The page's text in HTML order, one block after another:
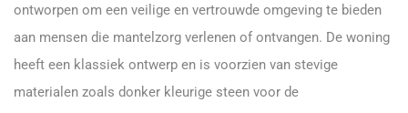
ontworpen om een veilige en vertrouwde omgeving te bieden
aan mensen die mantelzorg verlenen of ontvangen. De woning
heeft een klassiek ontwerp en is voorzien van stevige
materialen zoals donker kleurige steen voor de